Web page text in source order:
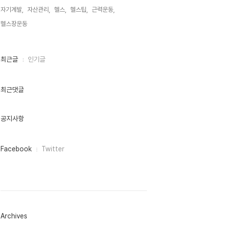
자기계발,
자산관리, 헬스, 헬스팁,
근력운동,
헬스장운동,
최
인
최근글 인기글
최근댓글
공지사항
페
그
Facebook Twitter
Archives